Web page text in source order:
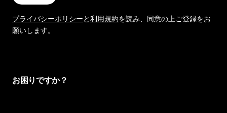
プライバシーポリシーと利用規約を読み、同意の上ご登録をお
願いします。
お困りですか？